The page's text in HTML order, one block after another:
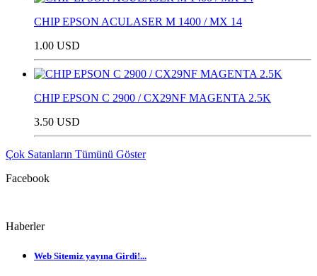
CHIP EPSON ACULASER M 1400 / MX 14
1.00 USD
CHIP EPSON C 2900 / CX29NF MAGENTA 2.5K
3.50 USD
Çok Satanların Tümünü Göster
Facebook
Haberler
Web Sitemiz yayına Girdi!...